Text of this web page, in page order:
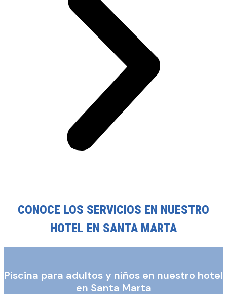
CONOCE LOS SERVICIOS EN NUESTRO
HOTEL EN SANTA MARTA
Piscina para adultos y niños en nuestro hotel
en Santa Marta